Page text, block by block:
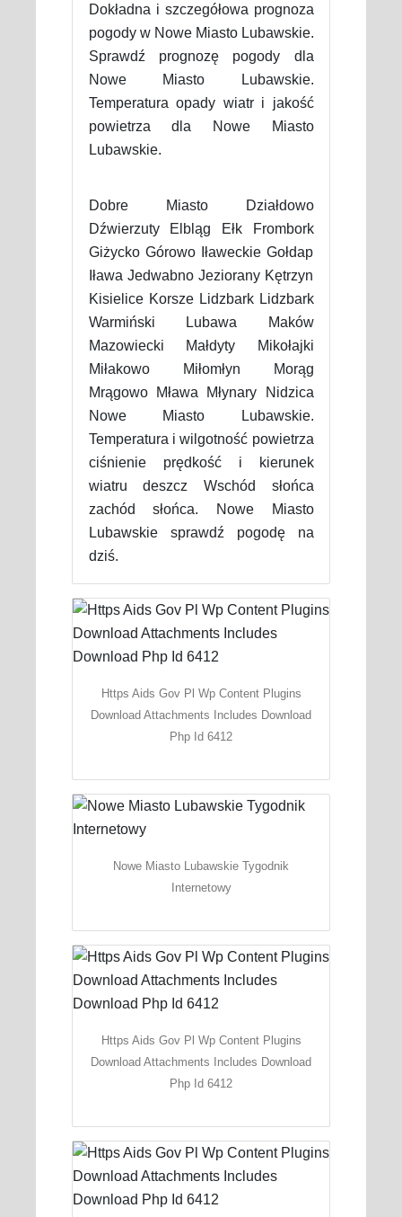
Dokładna i szczegółowa prognoza
pogody w Nowe Miasto Lubawskie.
Sprawdź prognozę pogody dla
Nowe Miasto Lubawskie.
Temperatura opady wiatr i jakość
powietrza dla Nowe Miasto
Lubawskie.
Dobre Miasto Działdowo
Dźwierzuty Elbląg Ełk Frombork
Giżycko Górowo Iławeckie Gołdap
Iława Jedwabno Jeziorany Kętrzyn
Kisielice Korsze Lidzbark Lidzbark
Warmiński Lubawa Maków
Mazowiecki Małdyty Mikołajki
Miłakowo Miłomłyn Morąg
Mrągowo Mława Młynary Nidzica
Nowe Miasto Lubawskie.
Temperatura i wilgotność powietrza
ciśnienie prędkość i kierunek
wiatru deszcz Wschód słońca
zachód słońca. Nowe Miasto
Lubawskie sprawdź pogodę na
dziś.
Https Aids Gov Pl Wp Content Plugins
Download Attachments Includes Download
Php Id 6412
Nowe Miasto Lubawskie Tygodnik
Internetowy
Https Aids Gov Pl Wp Content Plugins
Download Attachments Includes Download
Php Id 6412